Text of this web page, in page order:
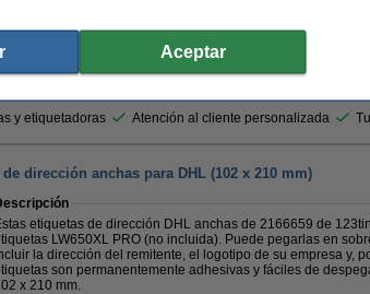
€
€ Excl. 21% IVA
y etiquetadoras Atención al cliente personalizada
dirección anchas para DHL (102 x 210 mm)
etiquetas de dirección DHL anchas de 2166659 de
LW650XL PRO (no incluida). Puede pegarlas en
la dirección del remitente, el logotipo de su empresa y,
son permanentemente adhesivas y fáciles de
x 210 mm.
Aceptar